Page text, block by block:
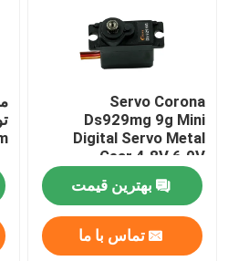
Servo Corona
Ds929mg 9g Mini
Digital Servo Metal
Gear 4.8V 6.0V
بهترین قیمت
تماس با ما